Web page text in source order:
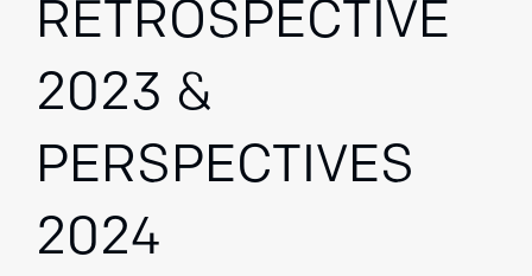
RÉTROSPECTIVE
2023 &
PERSPECTIVES
2024